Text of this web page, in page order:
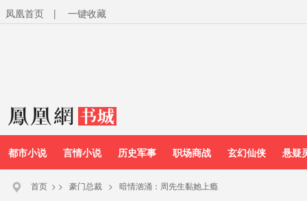
凤凰首页 | 一键收藏
都市小说 言情小说 历史军事 职场商战 玄幻仙侠 悬疑
首页 > > 豪门总裁 > 暗情汹涌：周先生黏她上瘾